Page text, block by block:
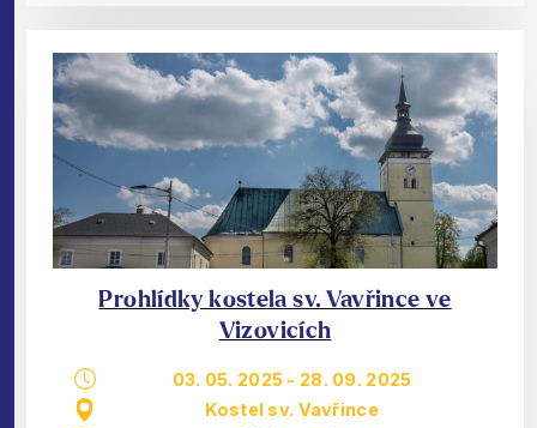
Prohlídky kostela sv. Vavřince ve
Vizovicích
03. 05. 2025 - 28. 09. 2025
Kostel sv. Vavřince